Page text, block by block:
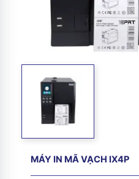
MÁY IN MÃ VẠCH IX4P